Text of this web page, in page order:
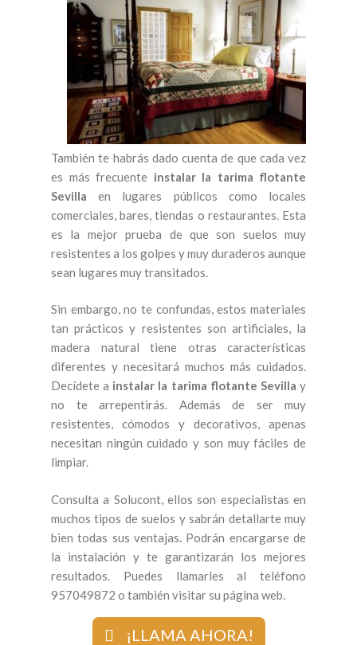
También te habrás dado cuenta de que cada vez
es más frecuente instalar la tarima flotante
Sevillaen lugares públicos como locales
comerciales, bares, tiendas o restaurantes. Esta
es la mejor prueba de que son suelos muy
resistentes a los golpes y muy duraderos aunque
sean lugares muy transitados.
Sin embargo, no te confundas, estos materiales
tan prácticos y resistentes son artificiales, la
madera natural tiene otras características
diferentes y necesitará muchos más cuidados.
Decídete a instalar la tarima flotante Sevillay
no te arrepentirás. Además de ser muy
resistentes, cómodos y decorativos, apenas
necesitan ningún cuidado y son muy fáciles de
limpiar.
Consulta a Solucont, ellos son especialistas en
muchos tipos de suelos y sabrán detallarte muy
bien todas sus ventajas. Podrán encargarse de
la instalación y te garantizarán los mejores
resultados. Puedes llamarles al teléfono
957049872 o también visitar su página web.
¡LLAMA AHORA!